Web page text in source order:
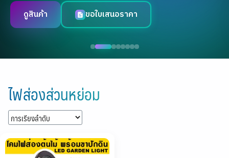
ดูสินค้า
ขอใบเสนอราคา
content
ไฟส่องส่วนหย่อม